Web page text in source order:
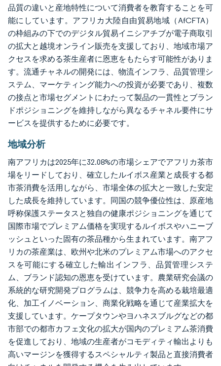
品質の違いと産地特性について消費者を教育することを可
能にしています。アフリカ大陸自由貿易地域（AfCFTA）
の枠組みの下でのデジタル貿易イニシアチブが電子商取引
の拡大と越境オンライン販売を支援しており、地域市場ア
クセスを求める茶生産者に恩恵をもたらす可能性がありま
す。流通チャネルの開発には、物流インフラ、品質管理シ
ステム、マーケティング能力への投資が必要であり、複数
の接点と市場セグメントにわたって製品の一貫性とブラン
ドポジショニングを維持しながら異なるチャネル要件にサ
ービスを提供するために必要です。
地域分析
南アフリカは2025年に32.08%の市場シェアでアフリカ茶市
場をリードしており、確立したルイボス産業と成長する都
市茶消費を活用しながら、市場全体の拡大と一致した安定
した成長を維持しています。同国の競争優位性は、原産地
呼称保護ステータスと独自の健康ポジショニングを通じて
国際市場でプレミアム価格を実現するルイボスやハニーブ
ッシュといった固有の茶品種から生まれています。南アフ
リカの茶産業は、欧州や北米のプレミアム市場へのアクセ
スを可能にする確立した輸出インフラ、品質管理システ
ム、ブランド認知の恩恵を受けています。農業研究会議の
系統的な研究開発プログラムは、競争力を高める栽培最適
化、加工イノベーション、商業化戦略を通じて産業拡大を
支援しています。ケープタウンやヨハネスブルグなどの都
市部での都市カフェ文化の拡大が国内のプレミアム茶消費
を促進しており、地域の生産者がコモディティ輸出よりも
高いマージンを獲得するスペシャルティ製品と直接消費者